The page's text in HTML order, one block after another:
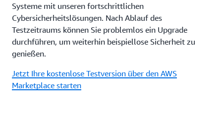
Systeme mit unseren fortschrittlichen
Cybersicherheitslösungen. Nach Ablauf des
Testzeitraums können Sie problemlos ein Upgrade
durchführen, um weiterhin beispiellose Sicherheit zu
genießen.
Jetzt Ihre kostenlose Testversion über den AWS
Marketplace starten